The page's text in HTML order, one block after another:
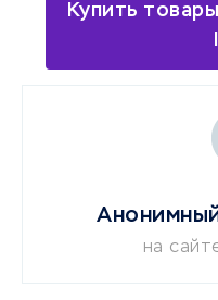
Купить
на